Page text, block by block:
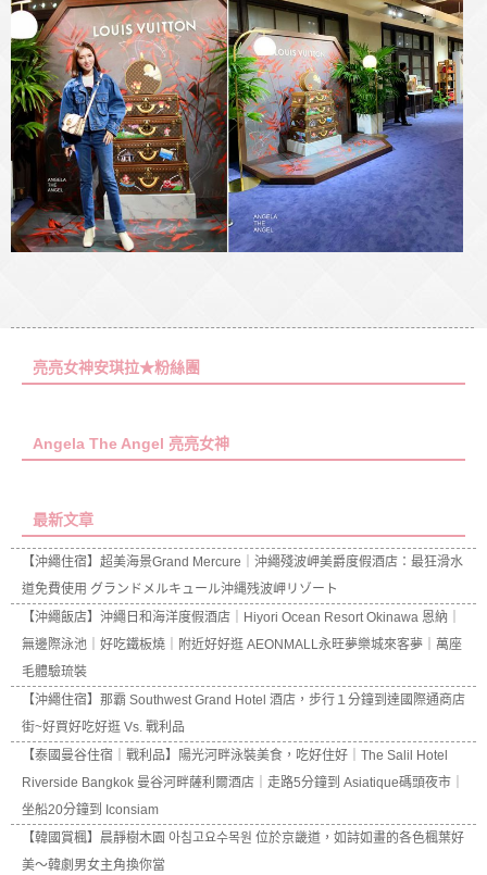
亮亮女神安琪拉★粉絲團
Angela The Angel 亮亮女神
最新文章
【沖繩住宿】超美海景Grand Mercure｜沖繩殘波岬美爵度假酒店：最狂滑水
道免費使用 グランドメルキュール沖縄残波岬リゾート
【沖繩飯店】沖繩日和海洋度假酒店｜Hiyori Ocean Resort Okinawa 恩納｜
無邊際泳池｜好吃鐵板燒｜附近好好逛 AEONMALL永旺夢樂城來客夢｜萬座
毛體驗琉裝
【沖繩住宿】那霸 Southwest Grand Hotel 酒店，步行１分鐘到達國際通商店
街~好買好吃好逛 Vs. 戰利品
【泰國曼谷住宿｜戰利品】陽光河畔泳裝美食，吃好住好｜The Salil Hotel
Riverside Bangkok 曼谷河畔薩利爾酒店｜走路5分鐘到 Asiatique碼頭夜市｜
坐船20分鐘到 Iconsiam
【韓國賞楓】晨靜樹木園 아침고요수목원 位於京畿道，如詩如畫的各色楓葉好
美～韓劇男女主角換你當